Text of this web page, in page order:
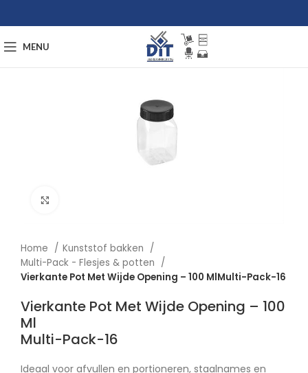
MENU
Home
Kunststof bakken
Multi-Pack - Flesjes & potten
Vierkante Pot Met Wijde Opening – 100 MlMulti-Pack-16
Vierkante Pot Met Wijde Opening – 100
Ml
Multi-Pack-16
Ideaal voor afvullen en portioneren, staalnames en